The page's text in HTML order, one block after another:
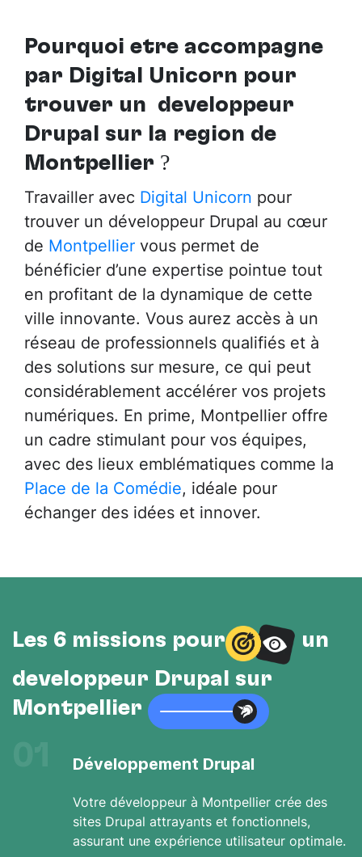
Pourquoi être accompagné
par Digital Unicorn pour
trouver un développeur
Drupal sur la région de
Montpellier ?
Travailler avec Digital Unicorn pour
trouver un développeur Drupal au cœur
de Montpellier vous permet de
bénéficier d’une expertise pointue tout
en profitant de la dynamique de cette
ville innovante. Vous aurez accès à un
réseau de professionnels qualifiés et à
des solutions sur mesure, ce qui peut
considérablement accélérer vos projets
numériques. En prime, Montpellier offre
un cadre stimulant pour vos équipes,
avec des lieux emblématiques comme la
Place de la Comédie, idéale pour
échanger des idées et innover.
Les 6 missions pour
un
développeur Drupal sur
Montpellier
Développement Drupal
Votre développeur à Montpellier crée des
sites Drupal attrayants et fonctionnels,
assurant une expérience utilisateur optimale.